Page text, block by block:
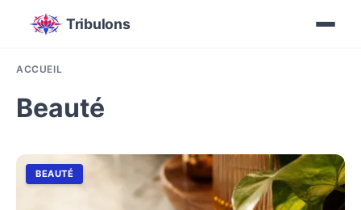
Tribulons
ACCUEIL
Beauté
BEAUTÉ